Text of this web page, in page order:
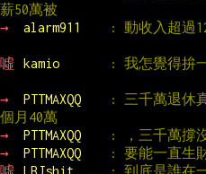
薪50萬被
→
alarm911 : 動收入超過
噓 kamio : 我怎覺得拚
→ PTTMAXQQ
: 三千萬退休
個月40萬
→
PTTMAXQQ
: ，三千萬撐
→
PTTMAXQQ
: 要能一直生
噓
LBJshit
: 到底是誰在